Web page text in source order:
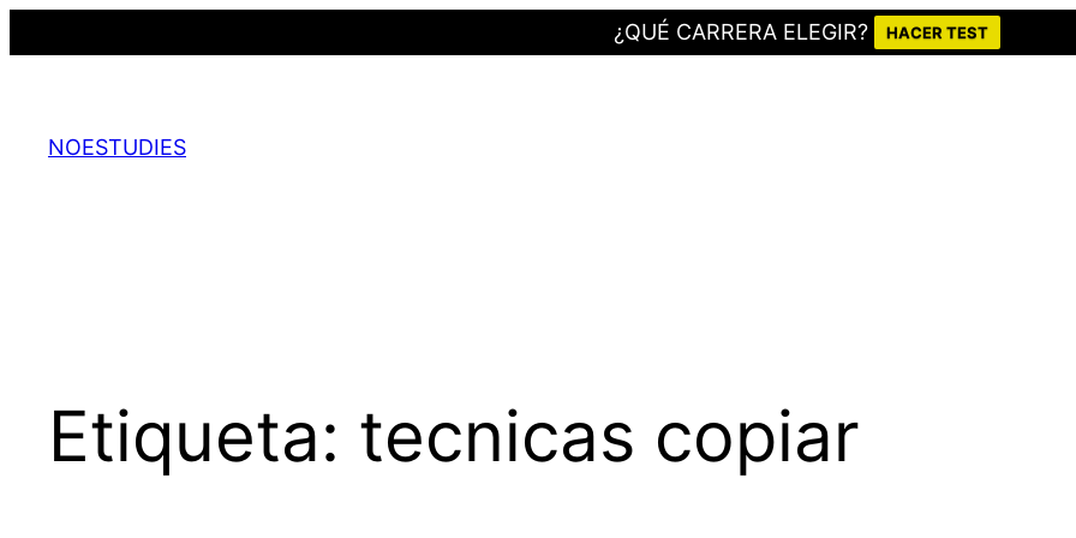
¿QUÉ CARRERA ELEGIR? HACER TEST
contenido
NOESTUDIES
Etiqueta: tecnicas copiar